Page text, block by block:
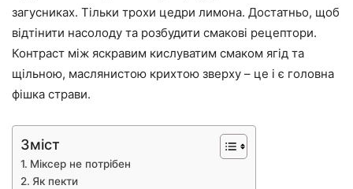
загусниках. Тільки трохи цедри лимона. Достатньо, щоб
відтінити насолоду та розбудити смакові рецептори.
Контраст між яскравим кислуватим смаком ягід та
щільною, маслянистою крихтою зверху – це і є головна
фішка страви.
Зміст
Міксер не потрібен
Як пекти